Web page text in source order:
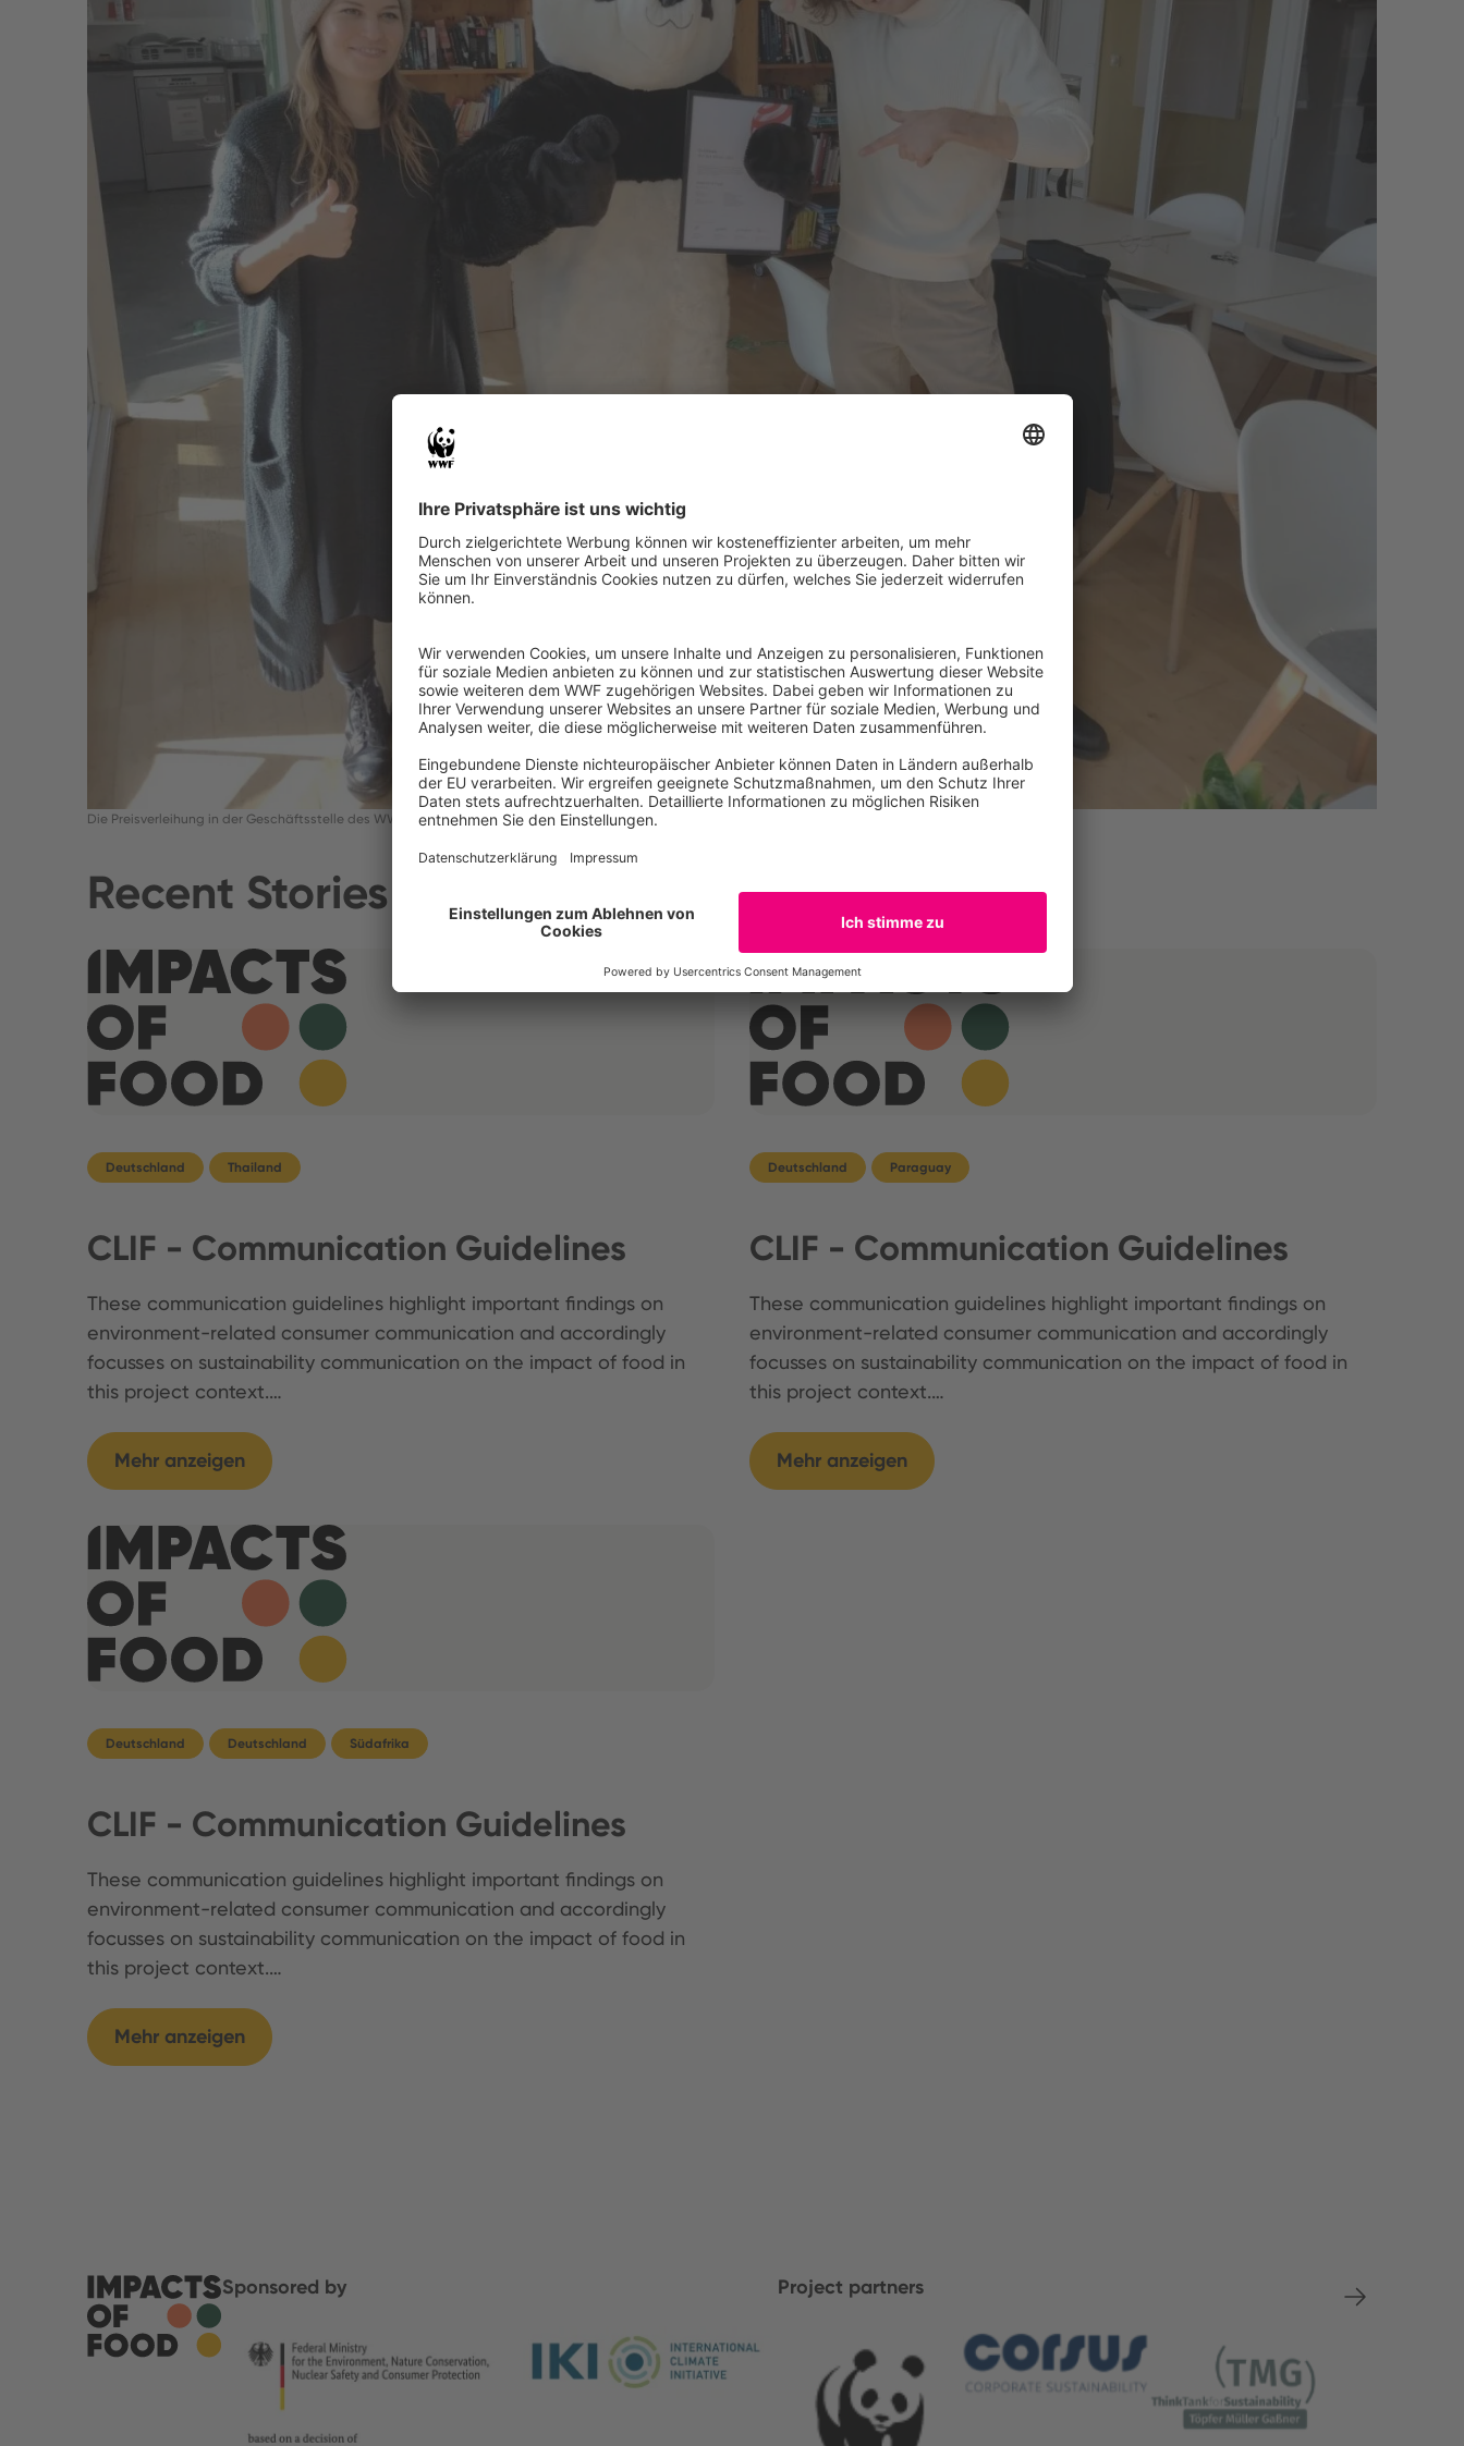
Die Preisverleihung in der Geschäftsstelle des WWF Deutschland durch LUDO am 20. Oktober 2022.
Recent Stories
Deutschland Thailand
CLIF - Communication Guidelines
These communication guidelines highlight important findings on
environment-related consumer communication and accordingly
focusses on sustainability communication on the impact of food in
this project context.…
Mehr anzeigen
Deutschland Paraguay
CLIF - Communication Guidelines
These communication guidelines highlight important findings on
environment-related consumer communication and accordingly
focusses on sustainability communication on the impact of food in
this project context.…
Mehr anzeigen
Deutschland Deutschland Südafrika
CLIF - Communication Guidelines
These communication guidelines highlight important findings on
environment-related consumer communication and accordingly
focusses on sustainability communication on the impact of food in
this project context.…
Mehr anzeigen
Sponsored by Project partners